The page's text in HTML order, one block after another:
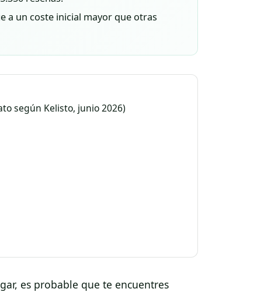
a un coste inicial mayor que otras
según Kelisto, junio 2026)
es probable que te encuentres